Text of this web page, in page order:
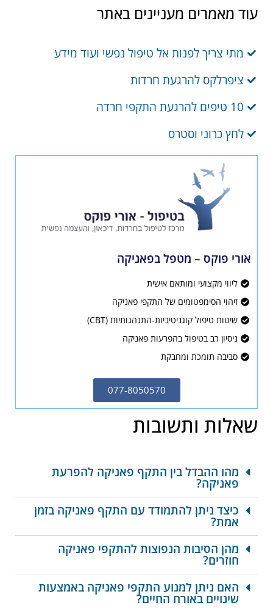
עוד מאמרים מעניינים באתר
מתי צריך לפנות אל טיפול נפשי ועוד מידע
ציפרלקס להרגעת חרדות
10 טיפים להרגעת התקפי חרדה
לחץ כרוני וסטרס
אורי פוקס – מטפל בפאניקה
ליווי מקצועי ומותאם אישית
זיהוי הסימפטומים של התקפי פאניקה
שיטות טיפול קוגניטיביות-התנהגותיות (CBT)
ניסיון רב בטיפול בהפרעות פאניקה
סביבה תומכת ומחבקת
077-8050570
שאלות ותשובות
מהו ההבדל בין התקף פאניקה להפרעת
פאניקה?
כיצד ניתן להתמודד עם התקף פאניקה בזמן
אמת?
מהן הסיבות הנפוצות להתקפי פאניקה
חוזרים?
האם ניתן למנוע התקפי פאניקה באמצעות
שינויים באורח החיים?